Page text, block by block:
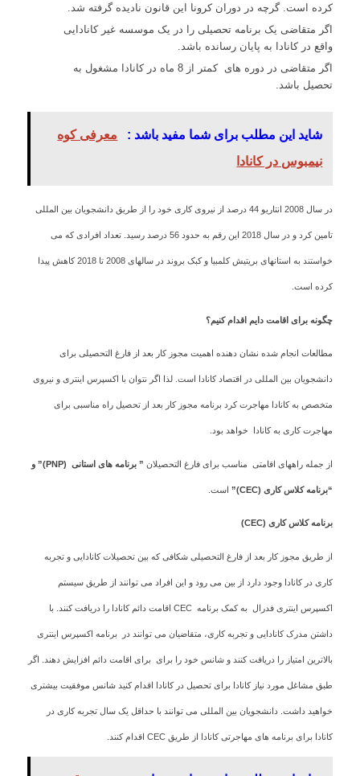
کرده است. گرچه در دوران کرونا این قانون نادیده گرفته شد.
اگر متقاضی یک برنامه تحصیلی را در یک موسسه غیر کانادایی
واقع در کانادا به پایان رسانده باشد.
اگر متقاضی در دوره های کمتر از 8 ماه در کانادا مشغول به
تحصیل باشد.
شاید این مطلب برای شما مفید باشد :
معرفی کوه
نیمبوس در کانادا
در سال 2008 انتاریو 44 درصد از نیروی کاری خود را از طریق دانشجویان بین المللی
تامین کرد و در سال 2018 این رقم به حدود 56 درصد رسید. تعداد افرادی که می
خواستند به استانهای بریتیش کلمبیا و کبک بروند در سالهای 2008 تا 2018 کاهش پیدا
کرده است.
چگونه برای اقامت دایم اقدام کنیم؟
مطالعات انجام شده نشان دهنده اهمیت مجوز کار بعد از فارغ التحصیلی برای
دانشجویان بین المللی در اقتصاد کانادا است. لذا اگر نتوان با اکسپرس اینتری و نیروی
متخصص به کانادا مهاجرت کرد برنامه مجوز کار بعد از تحصیل راه مناسبی برای
مهاجرت کاری به کانادا خواهد بود.
از جمله راههای اقامتی مناسب برای فارغ التحصیلان ” برنامه های استانی (PNP) ” و
“برنامه کلاس کاری (CEC)
” است.
برنامه کلاس کاری (CEC)
از طریق مجوز کار بعد از فارغ التحصیلی شکافی که بین تحصیلات کانادایی و تجربه
کاری در کانادا وجود دارد از بین می رود و این افراد می توانند از طریق سیستم
اکسپرس اینتری فدرال به کمک برنامه CEC اقامت دائم کانادا را دریافت کنند. با
داشتن مدرک کانادایی و تجربه کاری، متقاضیان می توانند در برنامه اکسپرس اینتری
بالاترین امتیاز را دریافت کنند و شانس خود را برای برای اقامت دائم افزایش دهند. اگر
طبق مشاغل مورد نیاز کانادا برای تحصیل در کانادا اقدام کنید شانس موفقیت بیشتری
خواهید داشت. دانشجویان بین المللی می توانند با حداقل یک سال تجربه کاری در
کانادا برای برنامه های مهاجرتی کانادا از طریق CEC اقدام کنند.